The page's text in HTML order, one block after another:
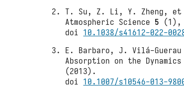
T. Su, Z. Li, Y. Zheng, et
Atmospheric Science 5 (1),
doi 10.1038/s41612-022-
E. Barbaro, J. Vilá-
Absorption on the
(2013).
doi 10.1007/s10546-013-